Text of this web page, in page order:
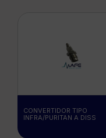
CONVERTIDOR TIPO
INFRA/PURITAN A DISS